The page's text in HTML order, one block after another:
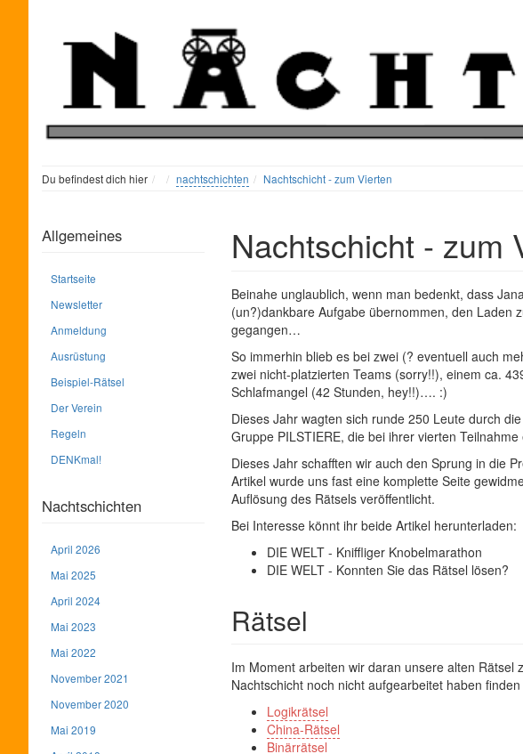
Du befindest dich hier Home
nachtschichten Nachtschicht - zum Vierten
Allgemeines
Startseite
Newsletter
Anmeldung
Ausrüstung
Beispiel-Rätsel
Der Verein
Regeln
DENKmal!
Nachtschichten
April 2026
Mai 2025
April 2024
Mai 2023
Mai 2022
November 2021
November 2020
Mai 2019
Nachtschicht - zum
Beinahe unglaublich, wenn man bedenkt, dass
(un?)dankbare Aufgabe übernommen, den Laden
gegangen…
So immerhin blieb es bei zwei (? eventuell auch
zwei nicht-platzierten Teams (sorry!!), einem ca.
Schlafmangel (42 Stunden, hey!!)…. :)
Dieses Jahr wagten sich runde 250 Leute durch
Gruppe PILSTIERE, die bei ihrer vierten
Dieses Jahr schafften wir auch den Sprung in die
Artikel wurde uns fast eine komplette Seite
Auflösung des Rätsels veröffentlicht.
Bei Interesse könnt ihr beide Artikel herunterladen:
DIE WELT - Kniffliger Knobelmarathon
DIE WELT - Konnten Sie das Rätsel lösen?
Rätsel
Im Moment arbeiten wir daran unsere alten
Nachtschicht noch nicht aufgearbeitet haben
Logikrätsel
China-Rätsel
Binärrätsel